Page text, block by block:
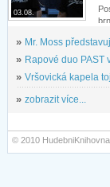
03.08.
» Mr. Moss
» Rapové duo PAST
» Vršovická kapela
» zobrazit více...
© 2010